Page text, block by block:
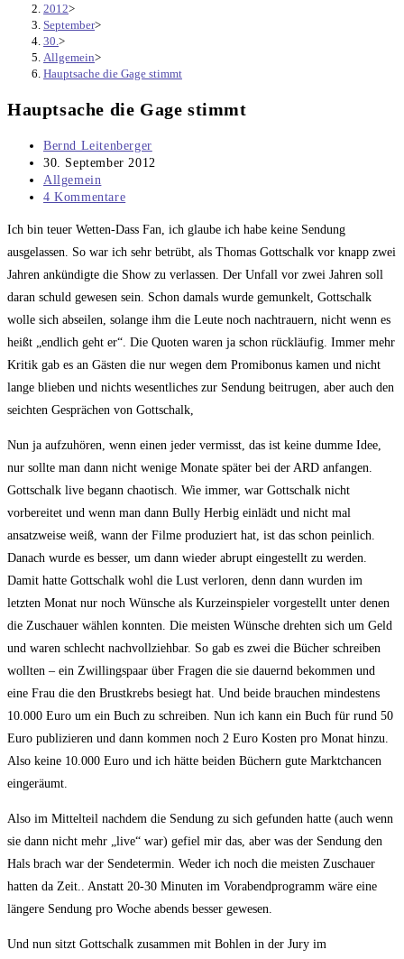
2012>
September>
30. >
Allgemein>
Hauptsache die Gage stimmt
Hauptsache die Gage stimmt
Beitrags-
Autor:
Bernd Leitenberger
Beitrag
veröffentlicht:
30. September 2012
Beitrags-
Kategorie:
Allgemein
Beitrags-
4 Kommentare
Ich bin teuer Wetten-Dass Fan, ich glaube ich habe keine Sendung
ausgelassen. So war ich sehr betrübt, als Thomas Gottschalk vor knapp zwei
Jahren ankündigte die Show zu verlassen. Der Unfall vor zwei Jahren soll
daran schuld gewesen sein. Schon damals wurde gemunkelt, Gottschalk
wolle sich abseilen, solange ihm die Leute noch nachtrauern, nicht wenn es
heißt „endlich geht er“. Die Quoten waren ja schon rückläufig. Immer mehr
Kritik gab es an Gästen die nur wegen dem Promibonus kamen und nicht
lange blieben und nichts wesentliches zur Sendung beitrugen, aber auch den
seichten Gesprächen von Gottschalk,
Nun ja aufzuhören, wenn einen jeder vermisst, das ist keine dumme Idee,
nur sollte man dann nicht wenige Monate später bei der ARD anfangen.
Gottschalk live begann chaotisch. Wie immer, war Gottschalk nicht
vorbereitet und wenn man dann Bully Herbig einlädt und nicht mal
ansatzweise weiß, wann der Filme produziert hat, ist das schon peinlich.
Danach wurde es besser, um dann wieder abrupt eingestellt zu werden.
Damit hatte Gottschalk wohl die Lust verloren, denn dann wurden im
letzten Monat nur noch Wünsche als Kurzeinspieler vorgestellt unter denen
die Zuschauer wählen konnten. Die meisten Wünsche drehten sich um Geld
und waren schlecht nachvollziehbar. So gab es zwei die Bücher schreiben
wollten – ein Zwillingspaar über Fragen die sie dauernd bekommen und
eine Frau die den Brustkrebs besiegt hat. Und beide brauchen mindestens
10.000 Euro um ein Buch zu schreiben. Nun ich kann ein Buch für rund 50
Euro publizieren und dann kommen noch 2 Euro Kosten pro Monat hinzu.
Also keine 10.000 Euro und ich hätte beiden Büchern gute Marktchancen
eingeräumt.
Also im Mittelteil nachdem die Sendung zu sich gefunden hatte (auch wenn
sie dann nicht mehr „live“ war) gefiel mir das, aber was der Sendung den
Hals brach war der Sendetermin. Weder ich noch die meisten Zuschauer
hatten da Zeit.. Anstatt 20-30 Minuten im Vorabendprogramm wäre eine
längere Sendung pro Woche abends besser gewesen.
Und nun sitzt Gottschalk zusammen mit Bohlen in der Jury im